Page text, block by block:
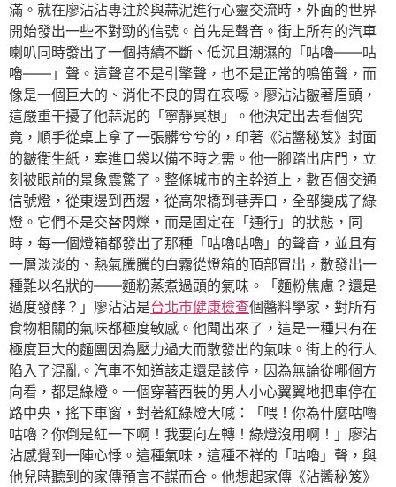
滿。就在廖沾沾專注於與蒜泥進行心靈交流時，外面的世界
開始發出一些不對勁的信號。首先是聲音。街上所有的汽車
喇叭同時發出了一個持續不斷、低沉且潮濕的「咕嚕——咕
嚕——」聲。這聲音不是引擎聲，也不是正常的鳴笛聲，而
像是一個巨大的、消化不良的胃在哀嚎。廖沾沾皺著眉頭，
這嚴重干擾了他蒜泥的「寧靜冥想」。他決定出去看個究
竟，順手從桌上拿了一張髒兮兮的，印著《沾醬秘笈》封面
的皺衛生紙，塞進口袋以備不時之需。他一腳踏出店門，立
刻被眼前的景象震驚了。整條城市的主幹道上，數百個交通
信號燈，從東邊到西邊，從高架橋到巷弄口，全部變成了綠
燈。它們不是交替閃爍，而是固定在「通行」的狀態，同
時，每一個燈箱都發出了那種「咕嚕咕嚕」的聲音，並且有
一層淡淡的、熱氣騰騰的白霧從燈箱的頂部冒出，散發出一
種難以名狀的——麵粉蒸煮過頭的氣味。「麵粉焦慮？還是
過度發酵？」廖沾沾是台北巿健康檢查個醬料學家，對所有
食物相關的氣味都極度敏感。他聞出來了，這是一種只有在
極度巨大的麵團因為壓力過大而散發出的氣味。街上的行人
陷入了混亂。汽車不知道該走還是該停，因為無論從哪個方
向看，都是綠燈。一個穿著西裝的男人小心翼翼地把車停在
路中央，搖下車窗，對著紅綠燈大喊：「喂！你為什麼咕嚕
咕嚕？你倒是紅一下啊！我要向左轉！綠燈沒用啊！」廖沾
沾感覺到一陣心悸。這種氣味，這種不祥的「咕嚕」聲，與
他兒時聽到的家傳預言不謀而合。他想起家傳《沾醬秘笈》